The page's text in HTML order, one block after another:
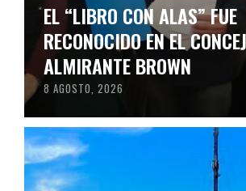
EL “LIBRO CON ALAS” FUE
RECONOCIDO EN EL
ALMIRANTE BROWN
8 AGOSTO, 2026